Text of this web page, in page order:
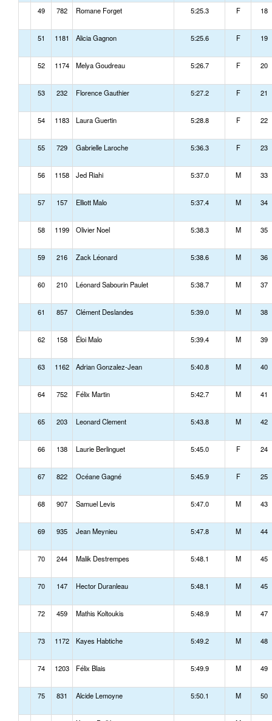
49 782 Romane Forget 5:25.3 F 18
51 1181 Alicia Gagnon 5:25.6 F 19
52 1174 Melya Goudreau 5:26.7 F 20
53 232 Florence Gauthier 5:27.2 F 21
54 1183 Laura Guertin 5:28.8 F 22
55 729 Gabrielle Laroche 5:36.3 F 23
56 1158 Jed Riahi 5:37.0 M 33
57 157 Elliott Malo 5:37.4 M 34
58 1199 Olivier Noel 5:38.3 M 35
59 216 Zack Léonard 5:38.6 M 36
60 210 Léonard Sabourin Paulet 5:38.7 M 37
61 857 Clément Deslandes 5:39.0 M 38
62 158 Éloi Malo 5:39.4 M 39
63 1162 Adrian Gonzalez-Jean 5:40.8 M 40
64 752 Félix Martin 5:42.7 M 41
65 203 Leonard Clement 5:43.8 M 42
66 138 Laurie Berlinguet 5:45.0 F 24
67 822 Océane Gagné 5:45.9 F 25
68 907 Samuel Levis 5:47.0 M 43
69 935 Jean Meynieu 5:47.8 M 44
70 244 Malik Destrempes 5:48.1 M 45
70 147 Hector Duranleau 5:48.1 M 45
72 459 Mathis Koltoukis 5:48.9 M 47
73 1172 Kayes Habtiche 5:49.2 M 48
74 1203 Félix Blais 5:49.9 M 49
75 831 Alcide Lemoyne 5:50.1 M 50